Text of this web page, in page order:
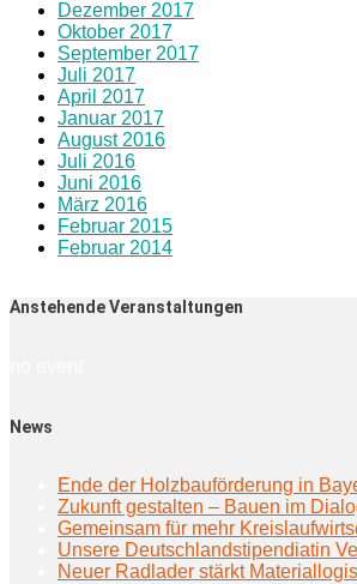
Dezember 2017
Oktober 2017
September 2017
Juli 2017
April 2017
Januar 2017
August 2016
Juli 2016
Juni 2016
März 2016
Februar 2015
Februar 2014
Anstehende Veranstaltungen
News
Ende der Holzbauförderung in
Zukunft gestalten – Bauen im
Gemeinsam für mehr
Unsere Deutschlandstipendiatin
Neuer Radlader stärkt